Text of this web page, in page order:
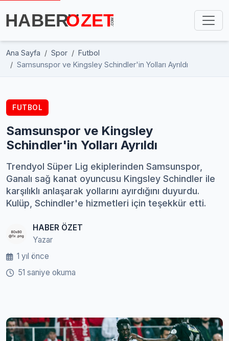
Ana Sayfa Spor
Futbol
Samsunspor ve Kingsley Schindler'in Yolları Ayrıldı
FUTBOL
Samsunspor ve Kingsley
Schindler'in Yolları Ayrıldı
Trendyol Süper Lig ekiplerinden Samsunspor,
Ganalı sağ kanat oyuncusu Kingsley Schindler ile
karşılıklı anlaşarak yollarını ayırdığını duyurdu.
Kulüp, Schindler'e hizmetleri için teşekkür etti.
HABER ÖZET
Yazar
1 yıl önce
51 saniye okuma